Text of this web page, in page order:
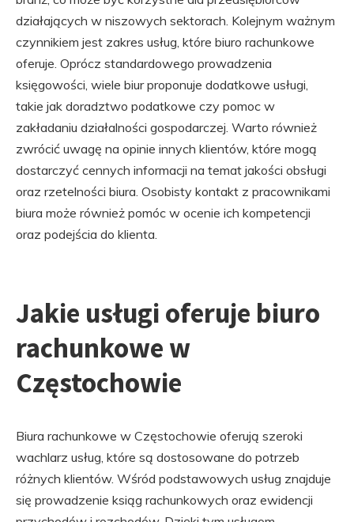
działających w niszowych sektorach. Kolejnym ważnym
czynnikiem jest zakres usług, które biuro rachunkowe
oferuje. Oprócz standardowego prowadzenia
księgowości, wiele biur proponuje dodatkowe usługi,
takie jak doradztwo podatkowe czy pomoc w
zakładaniu działalności gospodarczej. Warto również
zwrócić uwagę na opinie innych klientów, które mogą
dostarczyć cennych informacji na temat jakości obsługi
oraz rzetelności biura. Osobisty kontakt z pracownikami
biura może również pomóc w ocenie ich kompetencji
oraz podejścia do klienta.
Jakie usługi oferuje biuro
rachunkowe w
Częstochowie
Biura rachunkowe w Częstochowie oferują szeroki
wachlarz usług, które są dostosowane do potrzeb
różnych klientów. Wśród podstawowych usług znajduje
się prowadzenie ksiąg rachunkowych oraz ewidencji